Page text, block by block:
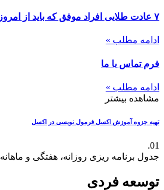
۷ عادت طلایی افراد موفق که باید از امروز شروع کنید
ادامه مطلب »
فرم تماس با ما
ادامه مطلب »
مشاهده بیشتر
تهیه جزوه آموزش اکسل فرمول نویسی در اکسل
01.
جدول برنامه ریزی روزانه، هفتگی و ماهانه
توسعه فردی